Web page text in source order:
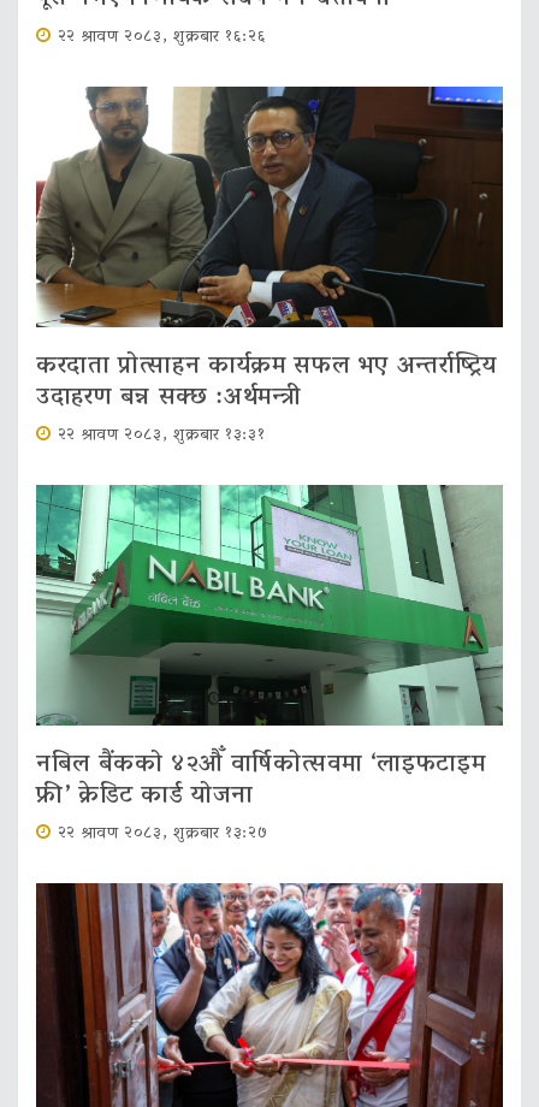
२२ श्रावण २०८३, शुक्रबार १६:२६
करदाता प्रोत्साहन कार्यक्रम सफल भए अन्तर्राष्ट्रिय
उदाहरण बन्न सक्छ :अर्थमन्त्री
२२ श्रावण २०८३, शुक्रबार १३:३१
नबिल बैंकको ४२औँ वार्षिकोत्सवमा ‘लाइफटाइम
फ्री’ क्रेडिट कार्ड योजना
२२ श्रावण २०८३, शुक्रबार १३:२७